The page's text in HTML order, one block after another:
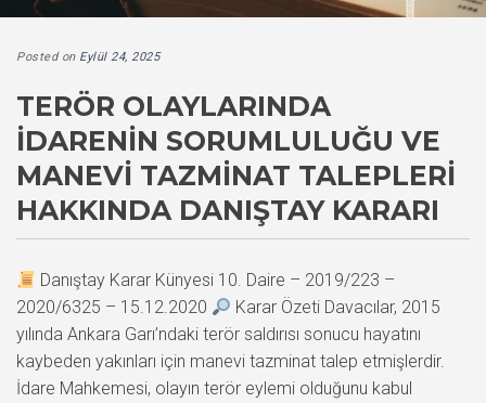
Posted on Eylül 24, 2025
TERÖR OLAYLARINDA
İDARENIN SORUMLULUĞU VE
MANEVI TAZMINAT TALEPLERI
HAKKINDA DANIŞTAY KARARI
Danıştay Karar Künyesi 10. Daire – 2019/223 –
2020/6325 – 15.12.2020
Karar Özeti Davacılar, 2015
yılında Ankara Garı’ndaki terör saldırısı sonucu hayatını
kaybeden yakınları için manevi tazminat talep etmişlerdir.
İdare Mahkemesi, olayın terör eylemi olduğunu kabul